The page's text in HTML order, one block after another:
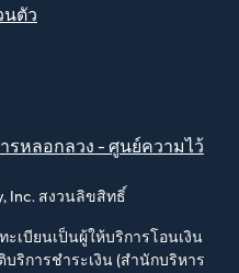
นตัว
รหลอกลวง - ศูนย์ความไว้
Inc. สงวนลิขสิทธิ์
ะเบียนเป็นผู้ให้บริการโอนเงิน
ริการชำระเงิน (สำนักบริหาร